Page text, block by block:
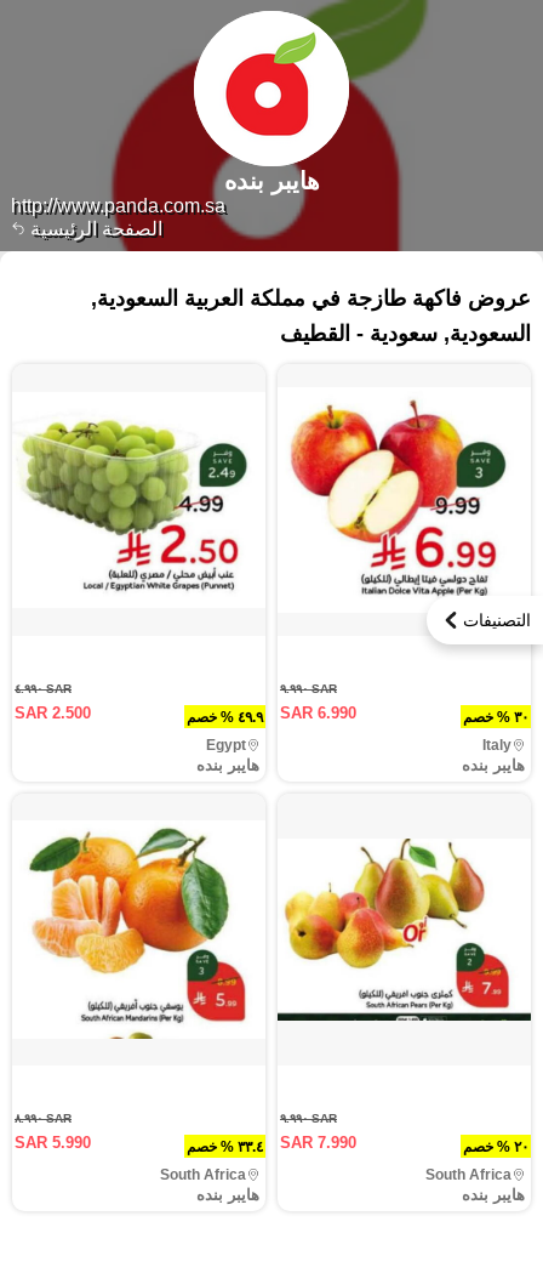
الصفحة الرئيسية
http://www.panda.com.sa
هايبر بنده
التصنيفات
عروض فاكهة طازجة في مملكة العربية السعودية,
السعودية, سعودية - القطيف‎
٣٠ % خصم
SAR ٩.٩٩٠
SAR 6.990
هايبر بنده
Italy
٤٩.٩ % خصم
SAR ٤.٩٩٠
SAR 2.500
هايبر بنده
Egypt
٢٠ % خصم
SAR ٩.٩٩٠
SAR 7.990
هايبر بنده
South Africa
٣٣.٤ % خصم
SAR ٨.٩٩٠
SAR 5.990
هايبر بنده
South Africa